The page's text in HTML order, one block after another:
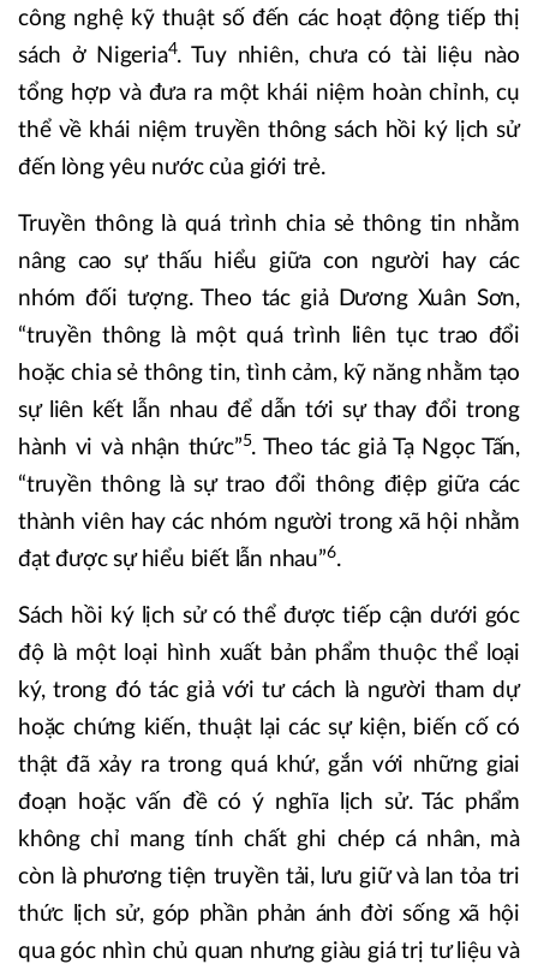
công nghệ kỹ thuật số đến các hoạt động tiếp thị
sách ở Nigeria4. Tuy nhiên, chưa có tài liệu nào
tổng hợp và đưa ra một khái niệm hoàn chỉnh, cụ
thể về khái niệm truyền thông sách hồi ký lịch sử
đến lòng yêu nước của giới trẻ.
Truyền thông là quá trình chia sẻ thông tin nhằm
nâng cao sự thấu hiểu giữa con người hay các
nhóm đối tượng. Theo tác giả Dương Xuân Sơn,
“truyền thông là một quá trình liên tục trao đổi
hoặc chia sẻ thông tin, tình cảm, kỹ năng nhằm tạo
sự liên kết lẫn nhau để dẫn tới sự thay đổi trong
hành vi và nhận thức”5. Theo tác giả Tạ Ngọc Tấn,
“truyền thông là sự trao đổi thông điệp giữa các
thành viên hay các nhóm người trong xã hội nhằm
đạt được sự hiểu biết lẫn nhau”6.
Sách hồi ký lịch sử có thể được tiếp cận dưới góc
độ là một loại hình xuất bản phẩm thuộc thể loại
ký, trong đó tác giả với tư cách là người tham dự
hoặc chứng kiến, thuật lại các sự kiện, biến cố có
thật đã xảy ra trong quá khứ, gắn với những giai
đoạn hoặc vấn đề có ý nghĩa lịch sử. Tác phẩm
không chỉ mang tính chất ghi chép cá nhân, mà
còn là phương tiện truyền tải, lưu giữ và lan tỏa tri
thức lịch sử, góp phần phản ánh đời sống xã hội
qua góc nhìn chủ quan nhưng giàu giá trị tư liệu và